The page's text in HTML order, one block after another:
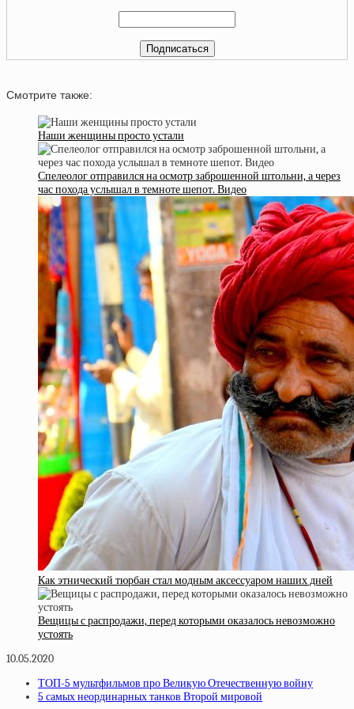
Смотрите также:
Наши женщины просто устали
Спелеолог отправился на осмотр заброшенной штольни, а через
час похода услышал в темноте шепот. Видео
Как этнический тюрбан стал модным аксессуаром наших дней
Вещицы с распродажи, перед которыми оказалось невозможно
устоять
10.05.2020
ТОП-5 мультфильмов про Великую Отечественную войну
5 самых неординарных танков Второй мировой